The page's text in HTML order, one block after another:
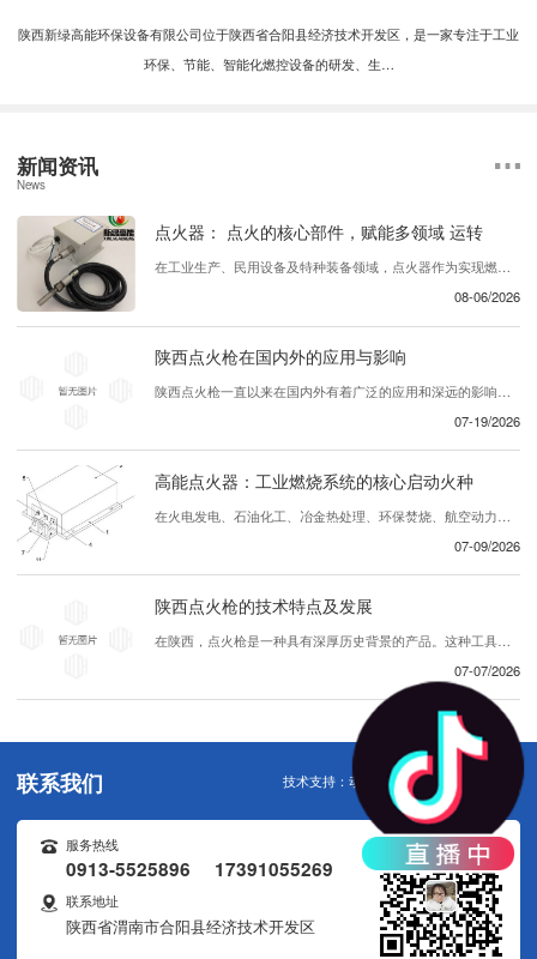
陕西新绿高能环保设备有限公司位于陕西省合阳县经济技术开发区，是一家专注于工业
环保、节能、智能化燃控设备的研发、生…
新闻资讯
News
点火器： 点火的核心部件，赋能多领域 运转
在工业生产、民用设备及特种装备领域，点火器作为实现燃料引燃的核心部件，承担着启动燃烧过程、保障设备稳定运行的关键作用。无论是燃气灶具的日常点火，还是工业锅炉、发动机的 引燃， 点火器都能以 、可靠的点火性能，为各类设备的正常运转提供坚实保障，成为现代能源利用与工业生产中不可或缺的基础组件。 ...
08-06/2026
陕西点火枪在国内外的应用与影响
陕西点火枪一直以来在国内外有着广泛的应用和深远的影响。这种产品在各个行业中发挥着重要的作用，为用户提供了..、可靠的解决方案。首先，陕西点火枪在国内的应用十分广泛。它被广泛用于建筑工地、矿山、工厂等领域，为各类设备提供了必要的动力支持。同时，在农业领域，这款产品也被农民们所青睐，帮助他们更..地完成农业生产工作。在国内...
07-19/2026
高能点火器：工业燃烧系统的核心启动火种
在火电发电、石油化工、冶金热处理、环保焚烧、航空动力等众多工业领域，燃烧设备能否稳定、 启动，直接决定整条生产线的运行效率与生产 。在众多辅机设备中，高能点火器作为工业燃烧装置的专用启动核心部件，承担着引燃燃气、重油、渣油、煤粉等各类可燃介质的关键任务，被称作工业炉窑的“..粒火种”。区别于普通民用低压点火装置，高...
07-09/2026
陕西点火枪的技术特点及发展
在陕西，点火枪是一种具有深厚历史背景的产品。这种工具被广泛应用于各种领域，包括农业、建筑和其他行业。随着科技进步和创新，陕西的点火枪不断发展，展现出许多引人注目的技术特点。首先，陕西的点火枪注重创新设计。..们不断努力改进产品的外观和功能，使其更加便于操作和使用。独特的设计理念和精密的制造工艺赋予了点火枪优越的性能，使...
07-07/2026
联系我们 技术支持： 动力无限
服务热线
0913-5525896 17391055269
联系地址
陕西省渭南市合阳县经济技术开发区